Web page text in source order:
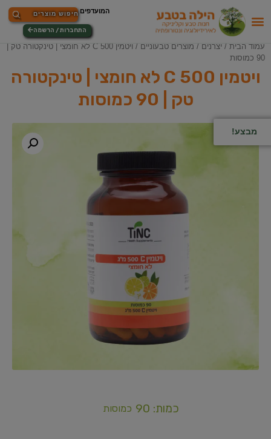
התחברות / הרשמה
עמוד הבית / יצרנים / מוצרים טבעוניים
/ ויטמין C 500 לא חומצי | טינקטורה טק |
90 כמוסות
ויטמין C 500 לא חומצי | טינקטורה
טק | 90 כמוסות
מבצע!
כמות: 90 כמוסות